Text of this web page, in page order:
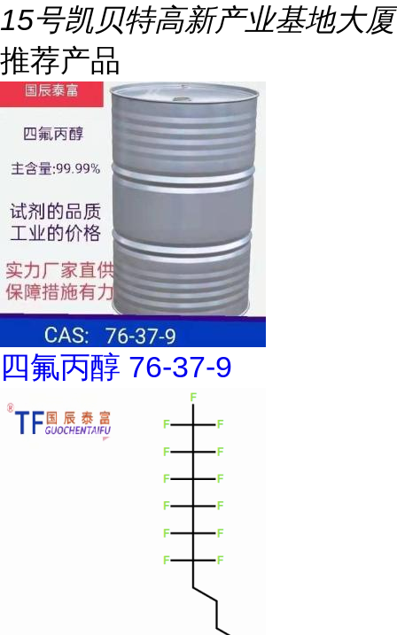
15号凯贝特高新产业基地大厦
推荐产品
四氟丙醇 76-37-9